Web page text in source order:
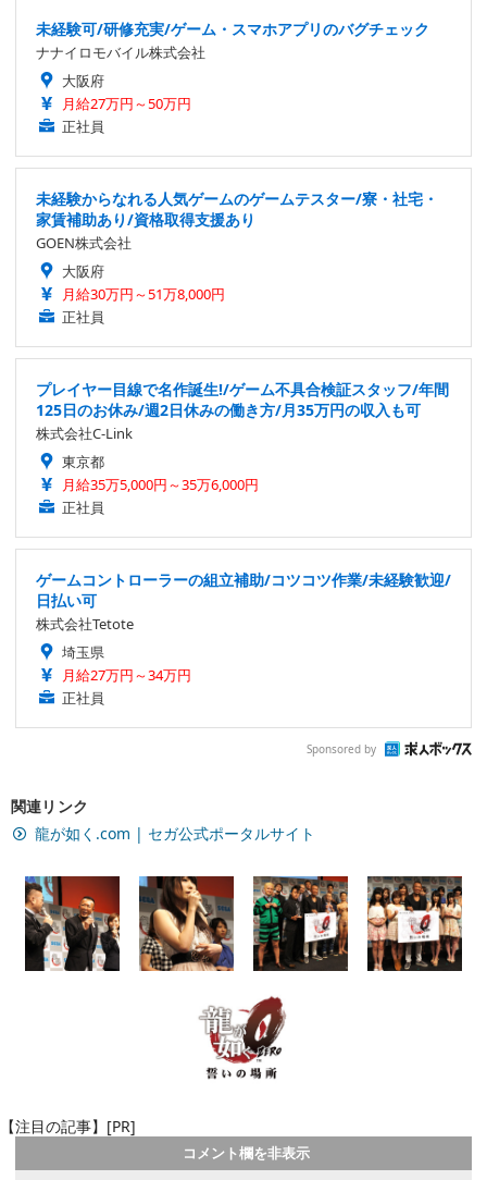
未経験可/研修充実/ゲーム・スマホアプリのバグチェック
ナナイロモバイル株式会社
大阪府
月給27万円～50万円
正社員
未経験からなれる人気ゲームのゲームテスター/寮・社宅・
家賃補助あり/資格取得支援あり
GOEN株式会社
大阪府
月給30万円～51万8,000円
正社員
プレイヤー目線で名作誕生!/ゲーム不具合検証スタッフ/年間
125日のお休み/週2日休みの働き方/月35万円の収入も可
株式会社C-Link
東京都
月給35万5,000円～35万6,000円
正社員
ゲームコントローラーの組立補助/コツコツ作業/未経験歓迎/
日払い可
株式会社Tetote
埼玉県
月給27万円～34万円
正社員
Sponsored by
関連リンク
龍が如く.com | セガ公式ポータルサイト
【注目の記事】[PR]
コメント欄を非表示